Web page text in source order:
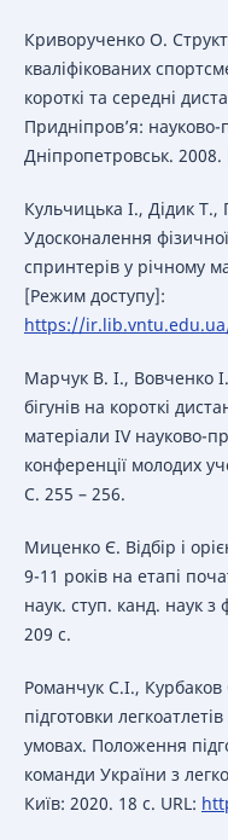
Криворученко О.
кваліфікованих
короткі та середні
Придніпров’я:
Дніпропетровськ.
Кульчицька І., Дідик
Удосконалення
спринтерів у річному
[Режим доступу]:
https://
Марчук В. І., Вовченко
бігунів на короткі
матеріали ІV науково-
конференції молодих
С. 255 – 256.
Миценко Є. Відбір і
9-11 років на етапі
наук. ступ. канд. наук з
209 с.
Романчук С.І.,
підготовки
умовах. Положення
команди України з
Київ: 2020. 18 с. URL: